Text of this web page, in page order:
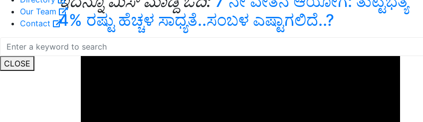
Our Team
Contact
CLOSE
4% ರಷ್ಟು ಹೆಚ್ಚಳ ಸಾಧ್ಯತೆ..ಸಂಬಳ ಎಷ್ಟಾಗಲಿದೆ..?